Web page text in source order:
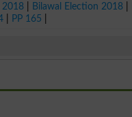
2018 Bilawal Election 2018
PP 165